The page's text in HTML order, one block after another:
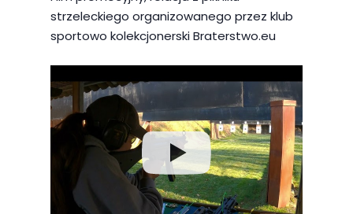
strzeleckiego organizowanego przez klub
sportowo kolekcjonerski Braterstwo.eu